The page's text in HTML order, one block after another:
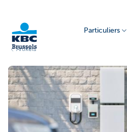
Particuliers
Artikels